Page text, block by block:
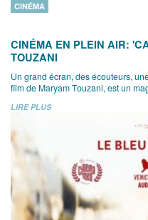
CINÉMA
CINÉMA EN PLEIN AIR:
TOUZANI
Un grand écran, des écouteurs,
film de Maryam Touzani, est un
LIRE PLUS